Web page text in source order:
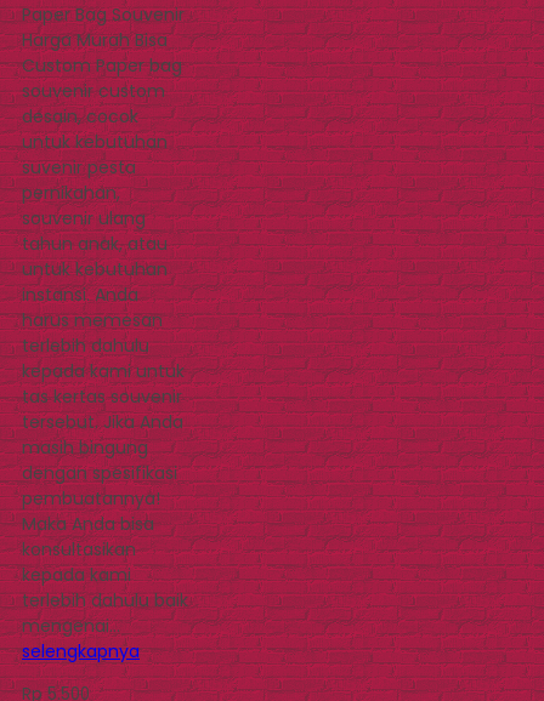
Paper Bag Souvenir
Harga Murah Bisa
Custom Paper bag
souvenir custom
desain, cocok
untuk kebutuhan
suvenir pesta
pernikahan,
souvenir ulang
tahun anak, atau
untuk kebutuhan
instansi. Anda
harus memesan
terlebih dahulu
kepada kami untuk
tas kertas souvenir
tersebut. Jika Anda
masih bingung
dengan spesifikasi
pembuatannya!
Maka Anda bisa
konsultasikan
kepada kami
terlebih dahulu baik
mengenai…
selengkapnya
Rp 5.500